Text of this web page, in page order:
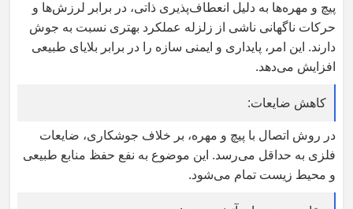
پیچ و مهره‌ها به دلیل انعطاف‌پذیری ذاتی، در برابر لرزش‌ها و
حرکات ناگهانی ناشی از زلزله عملکرد بهتری نسبت به جوش
دارند. این امر، پایداری و ایمنی سازه را در برابر بلایای طبیعی
افزایش می‌دهد.
کاهش ضایعات:
در روش اتصال با پیچ و مهره، بر خلاف جوشکاری، ضایعات
فلزی به حداقل می‌رسد. این موضوع به نفع حفظ منابع طبیعی
و محیط زیست تمام می‌شود.